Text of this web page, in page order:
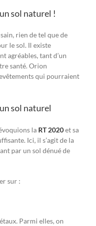
sol naturel !
rien de tel que de
le sol. Il existe
agréables, tant d’un
santé. Orion
qui pourraient
sol naturel
la RT 2020et sa
Ici, il s’agit de la
par un sol dénué de
sur :
Parmi elles, on